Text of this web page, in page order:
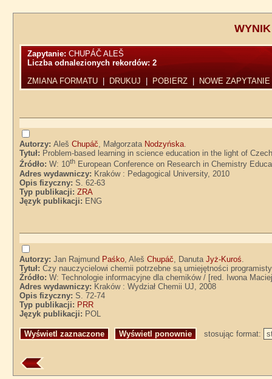
Zapytanie:CHUPÁČ ALEŠ
Liczba odnalezionych rekordów:2
ZMIANA FORMATU
DRUKUJ POBIERZ NOWE ZAPYTANIE
Autorzy:AlešChupáč, Małgorzata Nodzyńska.
Tytuł: Problem-based learning in science education in the light of
Źródło:W: 10th European Conference on Research in Chemistry
Adres wydawniczy: Kraków : Pedagogical University, 2010
Opis fizyczny:S. 62-63
Typ publikacji:ZRA
Język publikacji: ENG
Autorzy:Jan Rajmund Paśko , AlešChupáč , DanutaJyż-Kuroś
Tytuł:Czy nauczycielowi chemii potrzebne są umiejętności
Źródło:W: Technologie informacyjne dla chemików / [red. Iwona
Adres wydawniczy: Kraków : Wydział Chemii UJ, 2008
Opis fizyczny:S. 72-74
Typ publikacji: PRR
Język publikacji: POL
stosując format: